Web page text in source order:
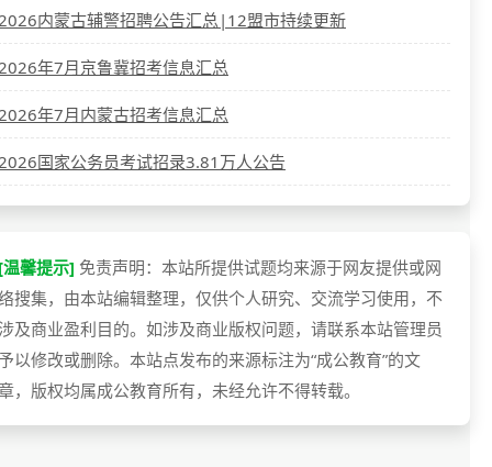
内蒙古辅警招聘公告汇总|12盟市持续更新
年7月京鲁冀招考信息汇总
年7月内蒙古招考信息汇总
国家公务员考试招录3.81万人公告
馨提示] 免责声明：本站所提供试题均来源于网友提供或网
搜集，由本站编辑整理，仅供个人研究、交流学习使用，不
及商业盈利目的。如涉及商业版权问题，请联系本站管理员
以修改或删除。本站点发布的来源标注为“成公教育”的文
，版权均属成公教育所有，未经允许不得转载。